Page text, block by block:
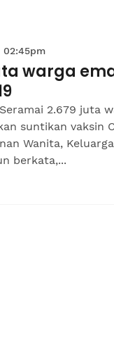
02:45pm
warga
Seramai 2.679 juta
suntikan vaksin
Wanita,
berkata,...